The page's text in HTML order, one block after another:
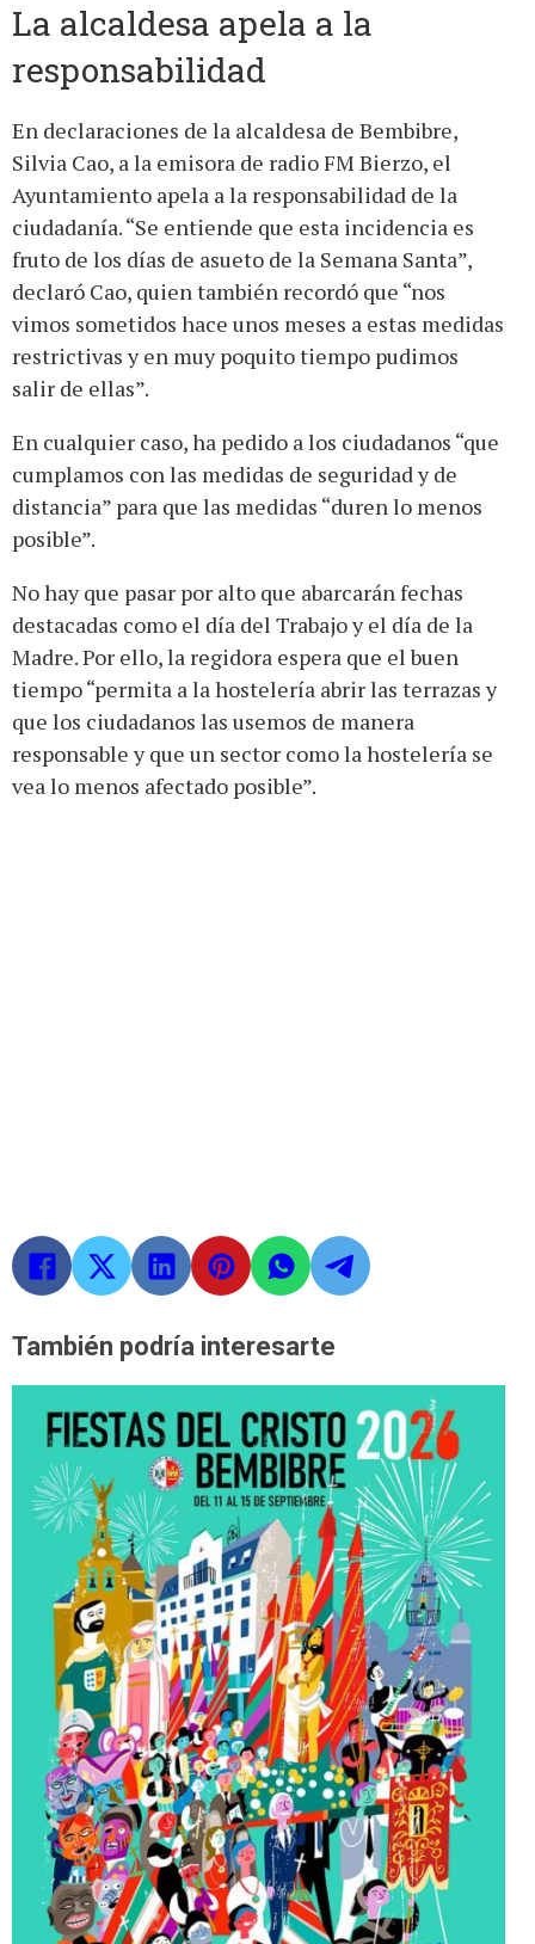
La alcaldesa apela a la
responsabilidad
En declaraciones de la alcaldesa de Bembibre,
Silvia Cao, a la emisora de radio FM Bierzo, el
Ayuntamiento apela a la responsabilidad de la
ciudadanía. “Se entiende que esta incidencia es
fruto de los días de asueto de la Semana Santa”,
declaró Cao, quien también recordó que “nos
vimos sometidos hace unos meses a estas medidas
restrictivas y en muy poquito tiempo pudimos
salir de ellas”.
En cualquier caso, ha pedido a los ciudadanos “que
cumplamos con las medidas de seguridad y de
distancia” para que las medidas “duren lo menos
posible”.
No hay que pasar por alto que abarcarán fechas
destacadas como el día del Trabajo y el día de la
Madre. Por ello, la regidora espera que el buen
tiempo “permita a la hostelería abrir las terrazas y
que los ciudadanos las usemos de manera
responsable y que un sector como la hostelería se
vea lo menos afectado posible”.
También podría interesarte